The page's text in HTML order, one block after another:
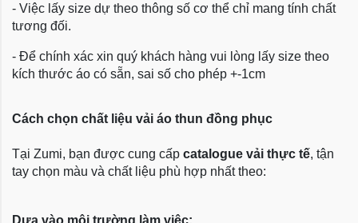
- Việc lấy size dự theo thông số cơ thể chỉ mang tính chất
tương đối.
- Để chính xác xin quý khách hàng vui lòng lấy size theo
kích thước áo có sẵn, sai số cho phép +-1cm
Cách chọn chất liệu vải áo thun đồng phục
Tại Zumi, bạn được cung cấp catalogue vải thực tế, tận
tay chọn màu và chất liệu phù hợp nhất theo: